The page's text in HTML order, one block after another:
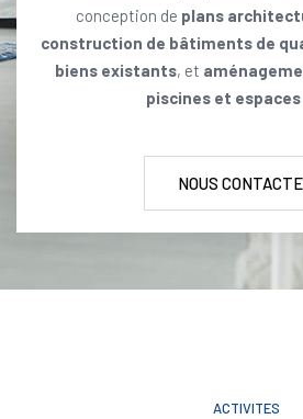
conception de plans
construction de bâtiments de
biens existants, et
piscines et
NOUS
ACTIVITES